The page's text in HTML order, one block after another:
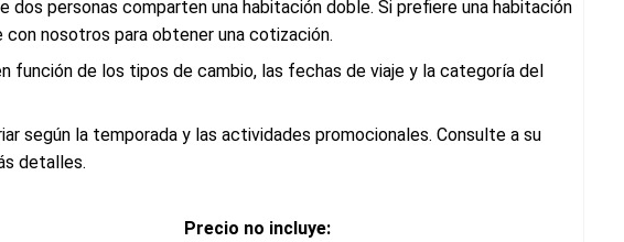
dos personas comparten una habitación doble. Si prefiere una habitación
con nosotros para obtener una cotización.
función de los tipos de cambio, las fechas de viaje y la categoría del
según la temporada y las actividades promocionales. Consulte a su
detalles.
Precio no incluye: